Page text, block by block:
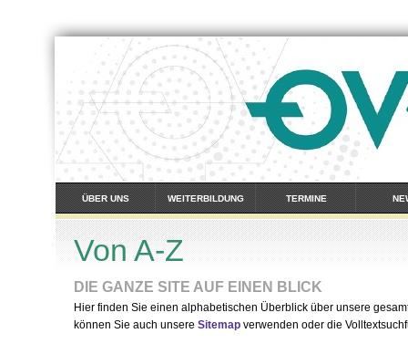
ÜBER UNS WEITERBILDUNG TERMINE
Von A-Z
DIE GANZE SITE AUF EINEN BLICK
Hier finden Sie einen alphabetischen Überblick über unsere
können Sie auch unsere Sitemap verwenden oder die